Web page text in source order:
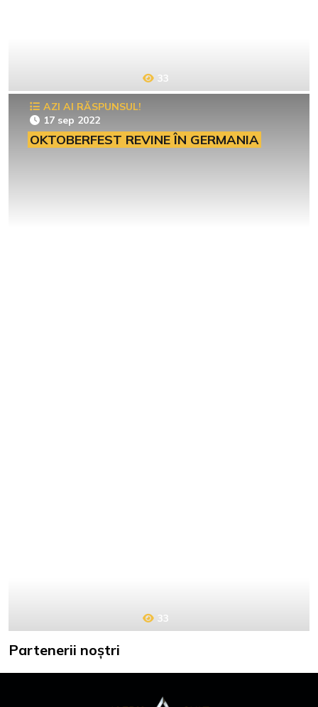
33
AZI AI RĂSPUNSUL!
17 sep 2022
OKTOBERFEST REVINE ÎN GERMANIA
33
Partenerii noștri